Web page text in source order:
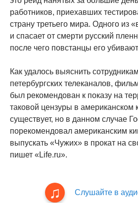
работников, приехавших
страну третьего мира. Одного из
и спасает от смерти русский
после чего повстанцы его
Как удалось выяснить
петербургских телеканалов,
был рекомендован к показу на
таковой цензуры в американском
существует, но в данном случае
порекомендовал американским
выпускать «Чужих» в прокат на
пишет «Life.ru».
Слушайте в